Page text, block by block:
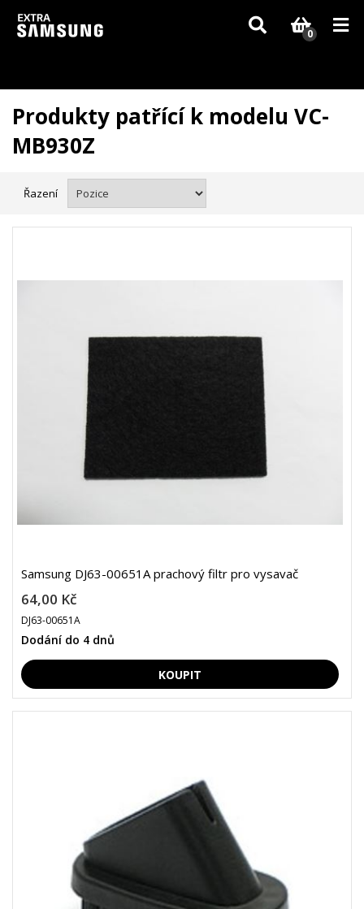
Vzhledem k aktuální situaci se může dodání dílů, které nejsou skladem,
zpozdit. Děkujeme za pochopení.
0
Produkty patřící k modelu VC-
MB930Z
Řazení
Samsung DJ63-00651A prachový filtr pro vysavač
64,00 Kč
DJ63-00651A
Dodání do 4 dnů